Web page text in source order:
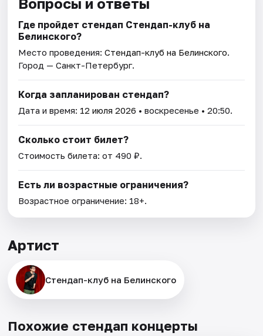
Вопросы и ответы
Где пройдет стендап Стендап-клуб на
Белинского?
Место проведения:Стендап-клуб на Белинского.
Город — Санкт-Петербург.
Когда запланирован стендап?
Дата и время: 12 июля 2026 • воскресенье • 20:50.
Сколько стоит билет?
Стоимость билета: от 490 ₽.
Есть ли возрастные ограничения?
Возрастное ограничение: 18+.
Артист
Стендап-клуб на Белинского
Похожие стендап концерты